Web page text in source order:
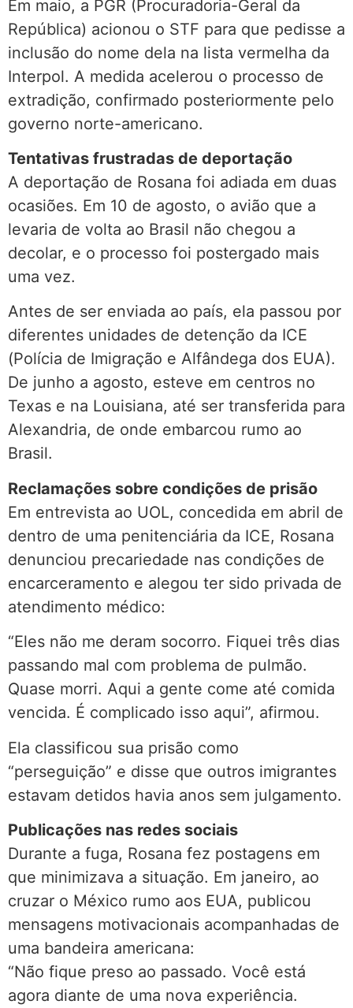
Em maio, a PGR (Procuradoria-Geral da
República) acionou o STF para que pedisse a
inclusão do nome dela na lista vermelha da
Interpol. A medida acelerou o processo de
extradição, confirmado posteriormente pelo
governo norte-americano.
Tentativas frustradas de deportação
A deportação de Rosana foi adiada em duas
ocasiões. Em 10 de agosto, o avião que a
levaria de volta ao Brasil não chegou a
decolar, e o processo foi postergado mais
uma vez.
Antes de ser enviada ao país, ela passou por
diferentes unidades de detenção da ICE
(Polícia de Imigração e Alfândega dos EUA).
De junho a agosto, esteve em centros no
Texas e na Louisiana, até ser transferida para
Alexandria, de onde embarcou rumo ao
Brasil.
Reclamações sobre condições de prisão
Em entrevista ao UOL, concedida em abril de
dentro de uma penitenciária da ICE, Rosana
denunciou precariedade nas condições de
encarceramento e alegou ter sido privada de
atendimento médico:
“Eles não me deram socorro. Fiquei três dias
passando mal com problema de pulmão.
Quase morri. Aqui a gente come até comida
vencida. É complicado isso aqui”, afirmou.
Ela classificou sua prisão como
“perseguição” e disse que outros imigrantes
estavam detidos havia anos sem julgamento.
Publicações nas redes sociais
Durante a fuga, Rosana fez postagens em
que minimizava a situação. Em janeiro, ao
cruzar o México rumo aos EUA, publicou
mensagens motivacionais acompanhadas de
uma bandeira americana:
“Não fique preso ao passado. Você está
agora diante de uma nova experiência.